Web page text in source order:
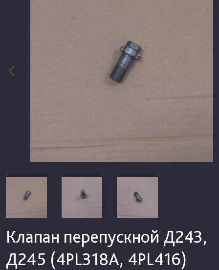
Клапан перепускной Д243,
Д245 (4PL318А, 4PL416)